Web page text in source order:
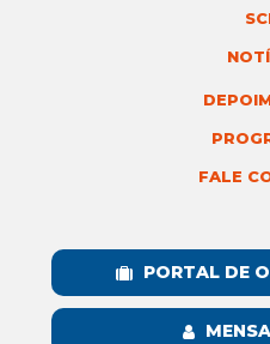
FALE
PORTAL DE